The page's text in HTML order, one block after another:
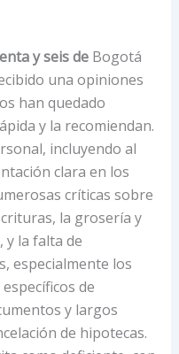
y seis deBogotá
una opiniones
han quedado
y la recomiendan.
incluyendo al
clara en los
críticas sobre
la grosería y
y la falta de
especialmente los
de
y largos
de hipotecas.